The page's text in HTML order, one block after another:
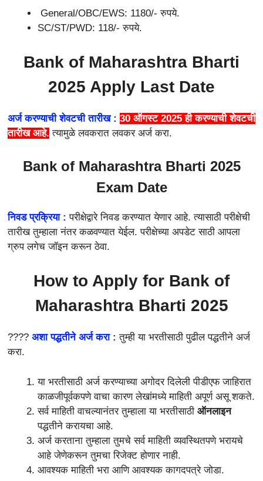
General/OBC/EWS: 1180/- रुपये.
SC/ST/PWD: 118/- रुपये.
Bank of Maharashtra Bharti
2025 Apply Last Date
अर्ज करण्याची शेवटची तारीख : 30 ऑगस्ट 2025 ही करण्याची शेवटची
तारीख आहे. त्यामुळे लवकरात लवकर अर्ज करा.
Bank of Maharashtra Bharti 2025
Exam Date
निवड प्रक्रिया : परीक्षेद्वारे निवड करण्यात येणार आहे. त्यासाठी परीक्षेची
तारीख तुम्हाला नंतर कळवण्यात येईल. परीक्षेच्या अपडेट साठी आपला
ग्रुप लगेच जॉइन करून ठेवा.
How to Apply for Bank of
Maharashtra Bharti 2025
???? अशा पद्धतीने अर्ज करा : तुम्ही या भरतीसाठी पुढील पद्धतीने अर्ज
करा.
या भरतीसाठी अर्ज करण्याच्या अगोदर दिलेली पीडीएफ जाहिरात
काळजीपूर्वकपणे वाचा कारण लेखांमध्ये माहिती अपूर्ण असू शकते.
सर्व माहिती वाचल्यानंतर तुम्हाला या भरतीसाठी ऑनलाइन
पद्धतीने करायचा आहे.
अर्ज करताना तुम्हाला तुमचे सर्व माहिती व्यवस्थितपणे भरायचे
आहे जेणेकरून तुमचा रिजेक्ट होणार नाही.
आवश्यक माहिती भरा आणि आवश्यक कागदपत्रे जोडा.